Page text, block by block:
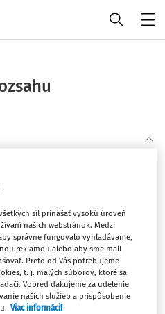
1
síl prinášať vysokú úroveň
našich webstránok. Medzi
správne fungovalo vyhľadávanie,
reklamou alebo aby sme mali
Preto od Vás potrebujeme
t. j. malých súborov, ktoré sa
Vopred ďakujeme za udelenie
našich služieb a prispôsobenie
Viac informácií